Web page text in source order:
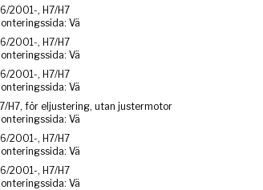
2001-, H7/H7
Vä
2001-, H7/H7
Vä
2001-, H7/H7
Vä
H7, för eljustering, utan justermotor
Vä
2001-, H7/H7
Vä
2001-, H7/H7
Vä